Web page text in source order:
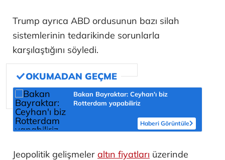
Trump ayrıca ABD ordusunun bazı silah
sistemlerinin tedarikinde sorunlarla
karşılaştığını söyledi.
Bakan Bayraktar: Ceyhan'ı biz
Rotterdam yapabiliriz
Haberi Görüntüle
Jeopolitik gelişmeler altın fiyatları üzerinde